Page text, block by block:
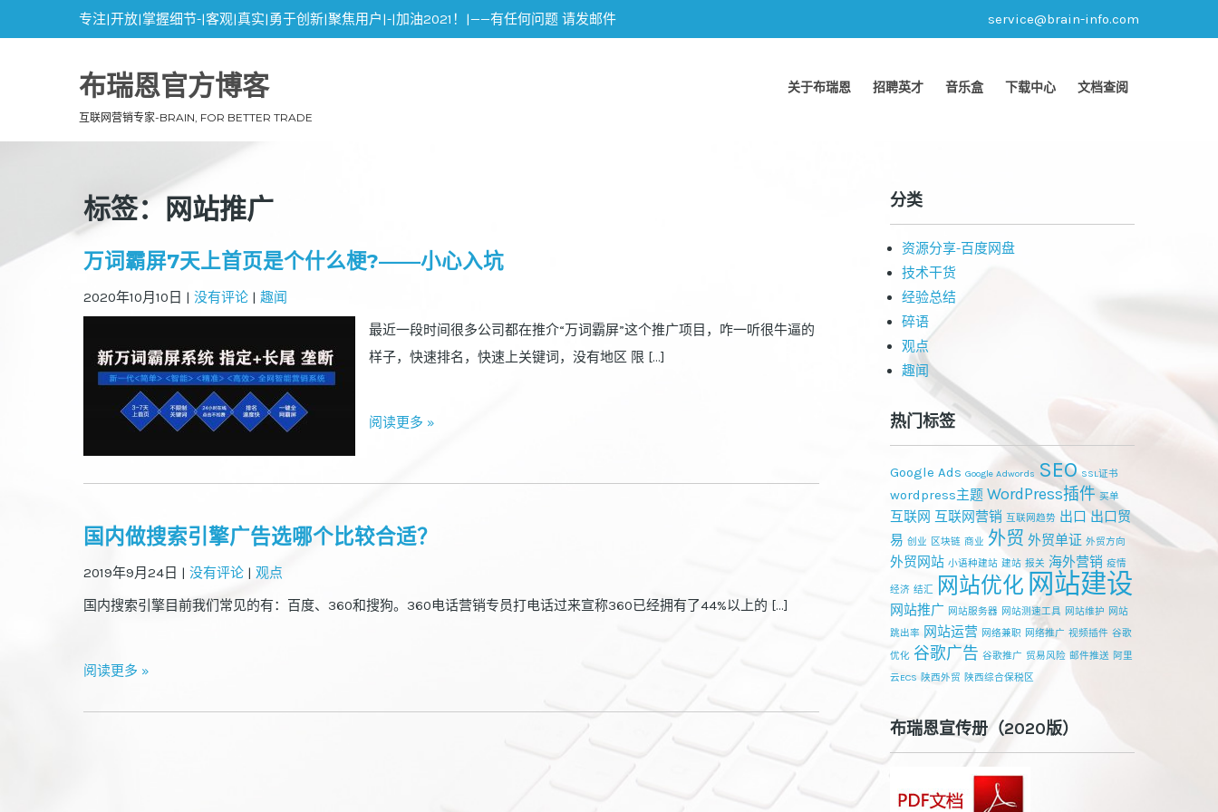
专注|开放|掌握细节-|客观|真实|勇于创新|聚焦用户|-|加油2021！|——有任何问题 请发邮件 service@brain-info.com
布瑞恩官方博客
互联网营销专家-BRAIN, FOR BETTER TRADE
关于布瑞恩 招聘英才 音乐盒 下载中心 文档查阅
标签：网站推广
万词霸屏7天上首页是个什么梗?——小心入坑
2020年10月10日 | 没有评论 | 趣闻
最近一段时间很多公司都在推介“万词霸屏”这个推广项目，咋一听很牛逼的
样子，快速排名，快速上关键词，没有地区 限 […]
阅读更多 »
国内做搜索引擎广告选哪个比较合适？
2019年9月24日 | 没有评论 | 观点
国内搜索引擎目前我们常见的有：百度、360和搜狗。360电话营销专员打电话过来宣称360已经拥有了44%以上的 […]
阅读更多 »
分类
资源分享-百度网盘
技术干货
经验总结
碎语
观点
趣闻
热门标签
Google Ads Google Adwords SEO SSL证书
wordpress主题 WordPress插件 买单
互联网 互联网营销 互联网趋势 出口 出口贸
易 创业 区块链 商业 外贸 外贸单证 外贸方向
外贸网站 小语种建站 建站 报关 海外营销 疫情
经济 结汇 网站优化 网站建设
网站推广 网站服务器 网站测速工具 网站维护 网站
跳出率 网站运营 网络兼职 网络推广 视频插件 谷歌
优化 谷歌广告 谷歌推广 贸易风险 邮件推送 阿里
云ECS 陕西外贸 陕西综合保税区
布瑞恩宣传册（2020版）